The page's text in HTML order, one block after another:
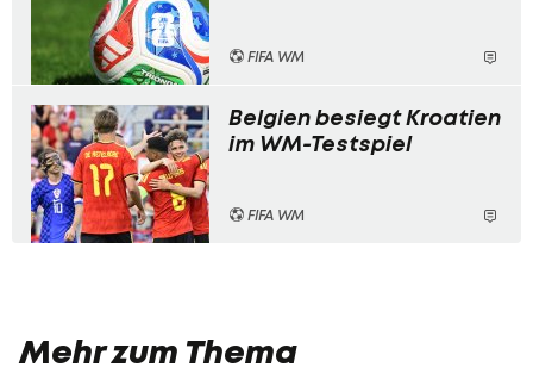
FIFA WM
Belgien besiegt Kroatien
im WM-Testspiel
FIFA WM
Mehr zum Thema